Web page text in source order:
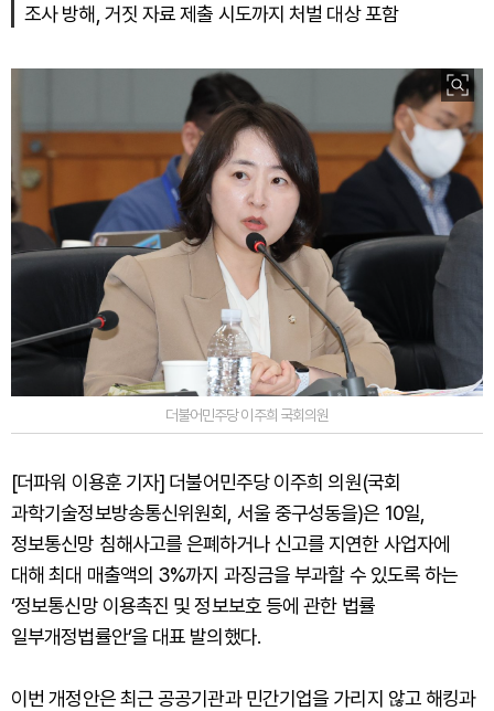
조사 방해, 거짓 자료 제출 시도까지 처벌 대상 포함
더불어민주당 이주희 국회의원
[더파워 이용훈 기자] 더불어민주당 이주희 의원(국회
과학기술정보방송통신위원회, 서울 중구성동을)은 10일,
정보통신망 침해사고를 은폐하거나 신고를 지연한 사업자에
대해 최대 매출액의 3%까지 과징금을 부과할 수 있도록 하는
‘정보통신망 이용촉진 및 정보보호 등에 관한 법률
일부개정법률안’을 대표 발의했다.
이번 개정안은 최근 공공기관과 민간기업을 가리지 않고 해킹과